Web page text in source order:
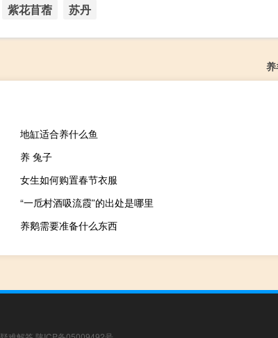
紫花苜蓿 苏丹
地缸适合养什么鱼
养 兔子
女生如何购置春节衣服
“一卮村酒吸流霞”的出处是哪里
养鹅需要准备什么东西